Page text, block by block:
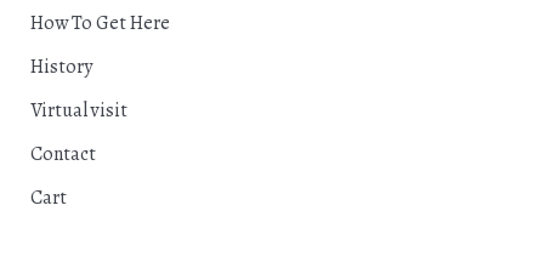
How To Get Here
History
Virtual visit
Contact
Cart